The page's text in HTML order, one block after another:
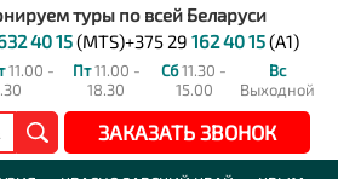
туры по всей Беларуси
40 15(MTS)+375 29 162 40 15(A1)
11.00 -
Пт11.00 -
18.30
Сб11.30 -
15.00
Вс
Выходной
ЗАКАЗАТЬ ЗВОНОК